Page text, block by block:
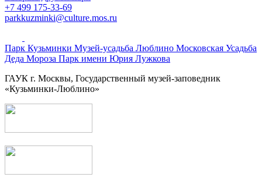
+7 499 175-33-69
parkkuzminki@culture.mos.ru
Парк Кузьминки Музей-усадьба Люблино Московская Усадьба
Деда Мороза Парк имени Юрия Лужкова
ГАУК г. Москвы, Государственный музей-заповедник
«Кузьминки-Люблино»